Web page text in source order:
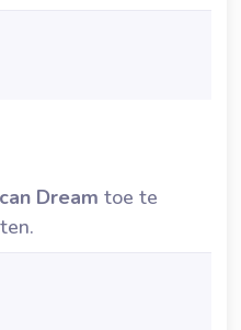
Dream toe te